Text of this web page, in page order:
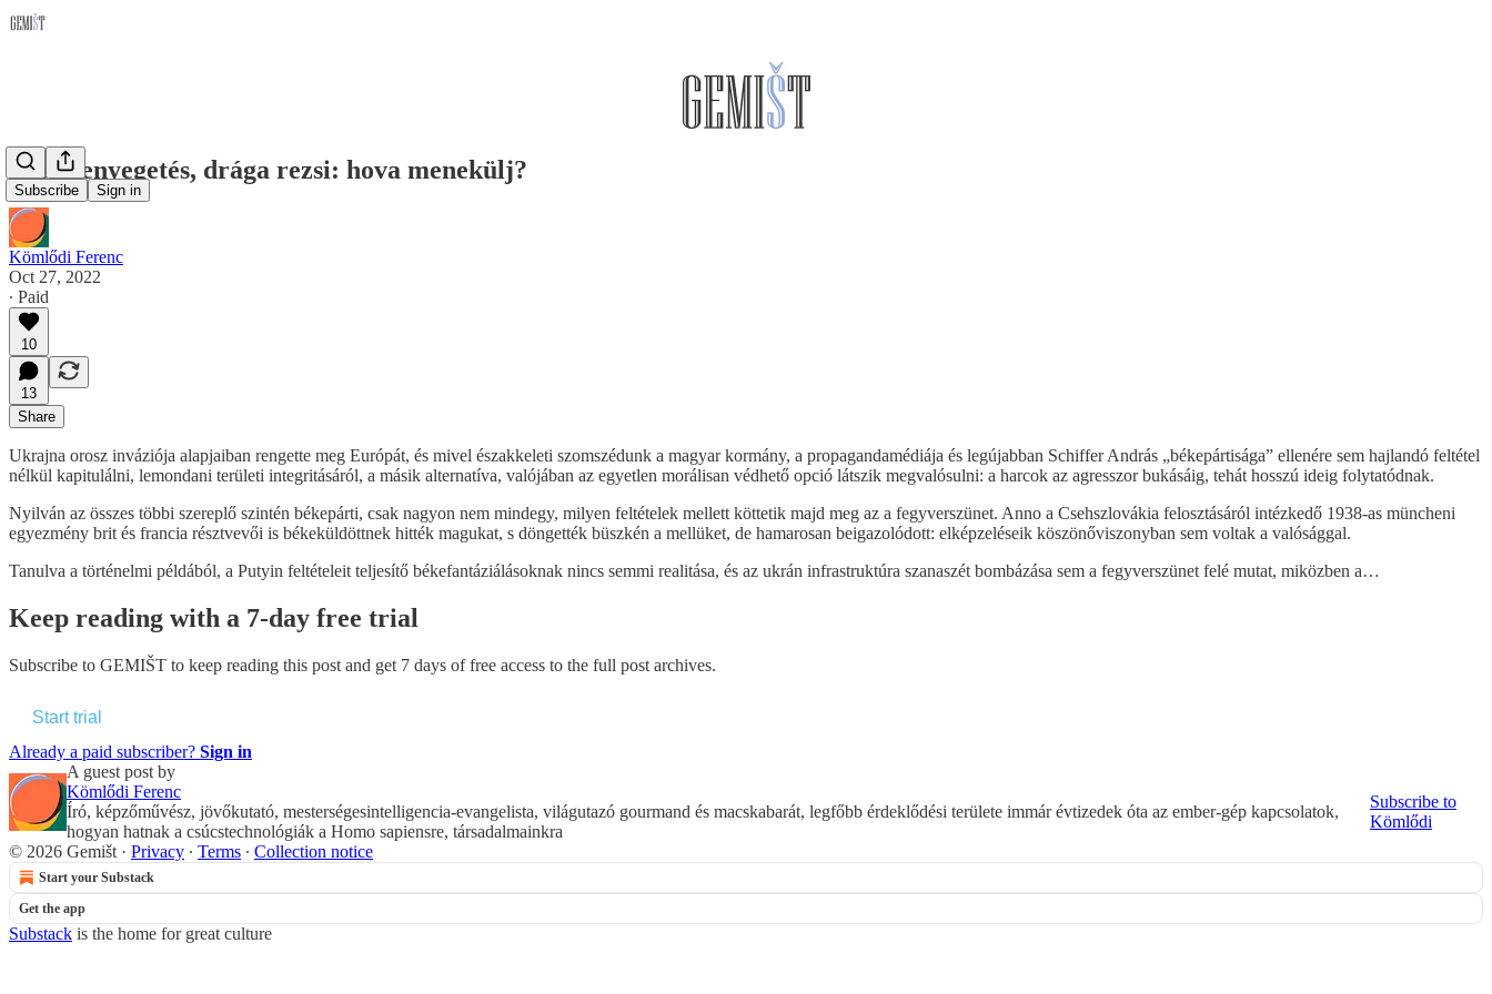
Subscribe Sign in
Atomfenyegetés, drága rezsi: hova menekülj?
Kömlődi Ferenc
Oct 27, 2022
∙ Paid
10
13
Share
Ukrajna orosz inváziója alapjaiban rengette meg Európát, és mivel északkeleti szomszédunk a magyar kormány, a propagandamédiája és legújabban Schiffer András „békepártisága” ellenére sem hajlandó feltétel
nélkül kapitulálni, lemondani területi integritásáról, a másik alternatíva, valójában az egyetlen morálisan védhető opció látszik megvalósulni: a harcok az agresszor bukásáig, tehát hosszú ideig folytatódnak.
Nyilván az összes többi szereplő szintén békepárti, csak nagyon nem mindegy, milyen feltételek mellett köttetik majd meg az a fegyverszünet. Anno a Csehszlovákia felosztásáról intézkedő 1938-as müncheni
egyezmény brit és francia résztvevői is békeküldöttnek hitték magukat, s döngették büszkén a mellüket, de hamarosan beigazolódott: elképzeléseik köszönőviszonyban sem voltak a valósággal.
Tanulva a történelmi példából, a Putyin feltételeit teljesítő békefantáziálásoknak nincs semmi realitása, és az ukrán infrastruktúra szanaszét bombázása sem a fegyverszünet felé mutat, miközben a…
Keep reading with a 7-day free trial
Subscribe to GEMIŠT to keep reading this post and get 7 days of free access to the full post archives.
Start trial
Already a paid subscriber? Sign in
A guest post by
Kömlődi Ferenc
Író, képzőművész, jövőkutató, mesterségesintelligencia-evangelista, világutazó gourmand és macskabarát, legfőbb érdeklődési területe immár évtizedek óta az ember-gép kapcsolatok,
hogyan hatnak a csúcstechnológiák a Homo sapiensre, társadalmainkra
Subscribe to
Kömlődi
© 2026 Gemišt · Privacy ∙ Terms ∙ Collection notice
Start your Substack
Get the app
Substack is the home for great culture